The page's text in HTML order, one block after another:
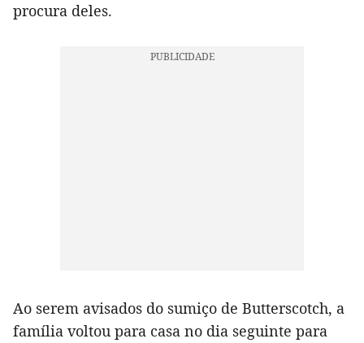
procura deles.
Ao serem avisados do sumiço de Butterscotch, a
família voltou para casa no dia seguinte para